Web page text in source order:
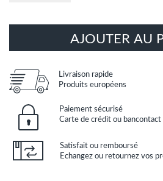
AJOUTER AU
Livraison rapide
Produits européens
Paiement sécurisé
Carte de crédit ou bancontact
Satisfait ou remboursé
Echangez ou retournez vos